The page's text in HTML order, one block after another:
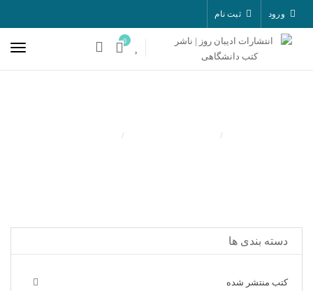
ورود ثبت نام
0
دسته بندی ها
کتب منتشر شده